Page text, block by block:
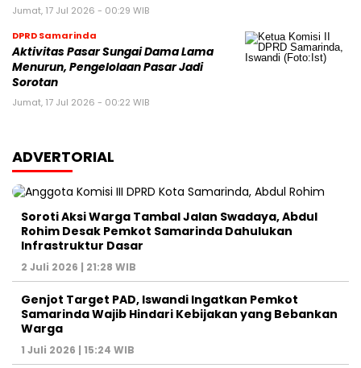
Jumat, 17 Jul 2026 - 00:29 WIB
DPRD Samarinda
Aktivitas Pasar Sungai Dama Lama
Menurun, Pengelolaan Pasar Jadi
Sorotan
Jumat, 17 Jul 2026 - 00:22 WIB
ADVERTORIAL
Soroti Aksi Warga Tambal Jalan Swadaya, Abdul
Rohim Desak Pemkot Samarinda Dahulukan
Infrastruktur Dasar
2 Juli 2026 | 21:28 WIB
Genjot Target PAD, Iswandi Ingatkan Pemkot
Samarinda Wajib Hindari Kebijakan yang Bebankan
Warga
1 Juli 2026 | 15:24 WIB